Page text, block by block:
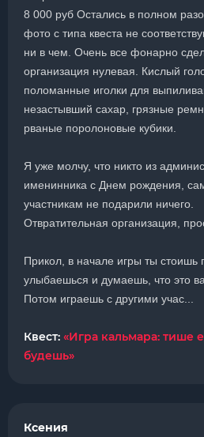
8 000 руб Остались в полном
фото с типа квеста не
ни в чем. Очень все фонарно
организация нулевая. Кислый
поломанные иголки для
незастывший сахар, грязные
рваные поролоновые кубики.
Я уже молчу, что никто из
именинника с Днем рождения,
участникам не подарили ничего.
Отвратительная организация,
Прикол, в начале игры ты
улыбаешься и думаешь, что это
Потом играешь с другими учас...
Квест: «Игра кальмара: тише
будешь»
Ксения